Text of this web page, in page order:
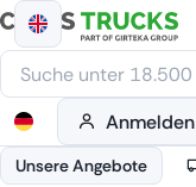
Zum
Inhalt
springen
Anmelden
Unsere Angebote